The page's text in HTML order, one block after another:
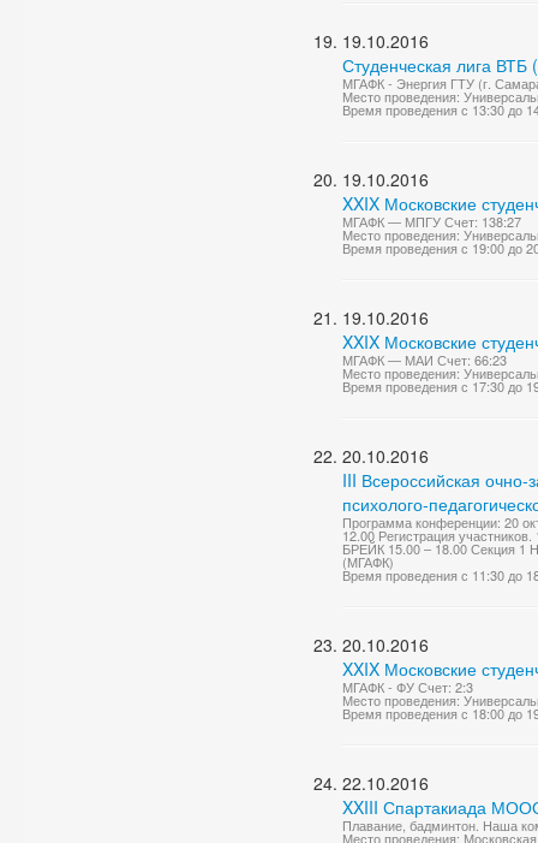
19.10.2016
Студенческая лига ВТБ
МГАФК - Энергия ГТУ (г.
Место проведения:
Время проведения с 13:30 до
19.10.2016
XXIX Московские
МГАФК — МПГУ Счет: 138:27
Место проведения:
Время проведения с 19:00 до
19.10.2016
XXIX Московские
МГАФК — МАИ Счет: 66:23
Место проведения:
Время проведения с 17:30 до
20.10.2016
III Всероссийская
психолого-
Программа конференции: 20
12.00 Регистрация
БРЕЙК 15.00 – 18.00 Секция 1
(МГАФК)
Время проведения с 11:30 до
20.10.2016
XXIX Московские
МГАФК - ФУ Счет: 2:3
Место проведения:
Время проведения с 18:00 до
22.10.2016
XXIII Спартакиада
Плавание, бадминтон. Наша
Место проведения: